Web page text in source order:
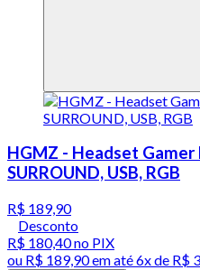
HGMZ - Headset Gamer
SURROUND, USB, RGB
R$ 189,90
Desconto
R$ 180,40no PIX
ou R$ 189,90em até6x de R$